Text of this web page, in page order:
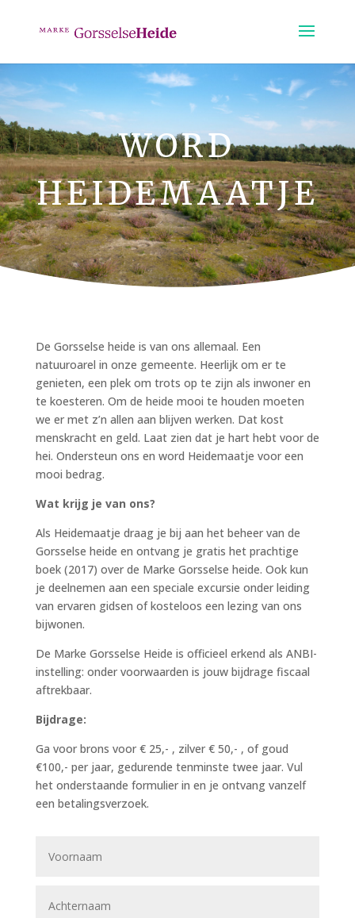
WORD
HEIDEMAATJE
De Gorsselse heide is van ons allemaal. Een
natuuroarel in onze gemeente. Heerlijk om er te
genieten, een plek om trots op te zijn als inwoner en
te koesteren. Om de heide mooi te houden moeten
we er met z’n allen aan blijven werken. Dat kost
menskracht en geld. Laat zien dat je hart hebt voor de
hei. Ondersteun ons en word Heidemaatje voor een
mooi bedrag.
Wat krijg je van ons?
Als Heidemaatje draag je bij aan het beheer van de
Gorsselse heide en ontvang je gratis het prachtige
boek (2017) over de Marke Gorsselse heide. Ook kun
je deelnemen aan een speciale excursie onder leiding
van ervaren gidsen of kosteloos een lezing van ons
bijwonen.
De Marke Gorsselse Heide is officieel erkend als ANBI-
instelling: onder voorwaarden is jouw bijdrage fiscaal
aftrekbaar.
Bijdrage:
Ga voor brons voor € 25,- , zilver € 50,- , of goud
€100,- per jaar, gedurende tenminste twee jaar. Vul
het onderstaande formulier in en je ontvang vanzelf
een betalingsverzoek.